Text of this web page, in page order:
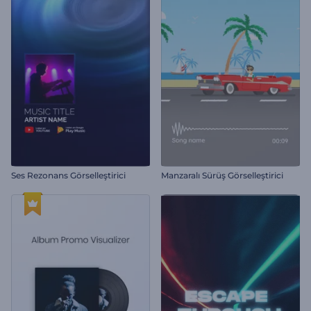
Ses Rezonans Görselleştirici Manzaralı Sürüş Görselleştirici